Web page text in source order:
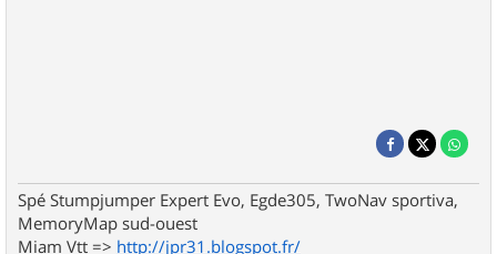
Spé Stumpjumper Expert Evo, Egde305, TwoNav sportiva,
MemoryMap sud-ouest
Miam Vtt => http://jpr31.blogspot.fr/